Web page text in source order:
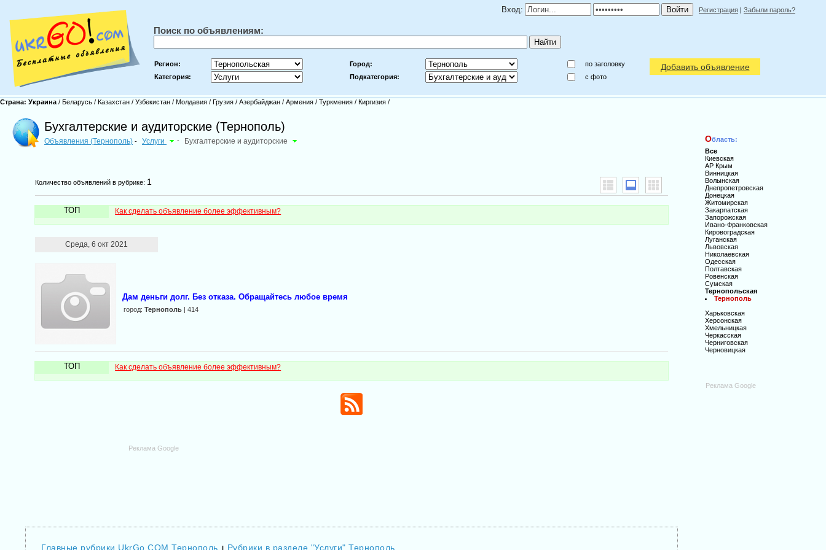
Вход: Регистрация | Забыли пароль?
Поиск по объявлениям:
Регион: Город:
по заголовку
Категория:
Подкатегория: c фото
Добавить объявление
Страна: Украина / Беларусь / Казахстан / Узбекистан / Молдавия / Грузия / Азербайджан / Армения / Туркмения / Киргизия /
Бухгалтерские и аудиторские (Тернополь)
Объявления (Тернополь) - Услуги - Бухгалтерские и аудиторские
Количество объявлений в рубрике: 1
ТОП Как сделать объявление более эффективным?
Среда, 6 окт 2021
Дам деньги долг. Без отказа. Обращайтесь любое время
город:Тернополь | 414
ТОП Как сделать объявление более эффективным?
Реклама Google
Главные рубрики UkrGo.COM Тернополь | Рубрики в разделе "Услуги" Тернополь
Область:
Все
Киевская
АР Крым
Винницкая
Волынская
Днепропетровская
Донецкая
Житомирская
Закарпатская
Запорожская
Ивано-Франковская
Кировоградская
Луганская
Львовская
Николаевская
Одесская
Полтавская
Ровенская
Сумская
Тернопольская
Тернополь
Харьковская
Херсонская
Хмельницкая
Черкасская
Черниговская
Черновицкая
Реклама Google